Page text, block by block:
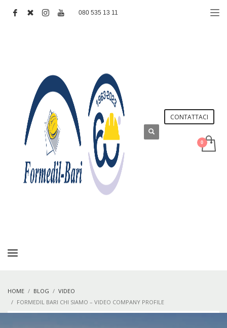
080 535 13 11
CONTATTACI
HOME BLOG
VIDEO
FORMEDIL BARI CHI SIAMO – VIDEO COMPANY PROFILE